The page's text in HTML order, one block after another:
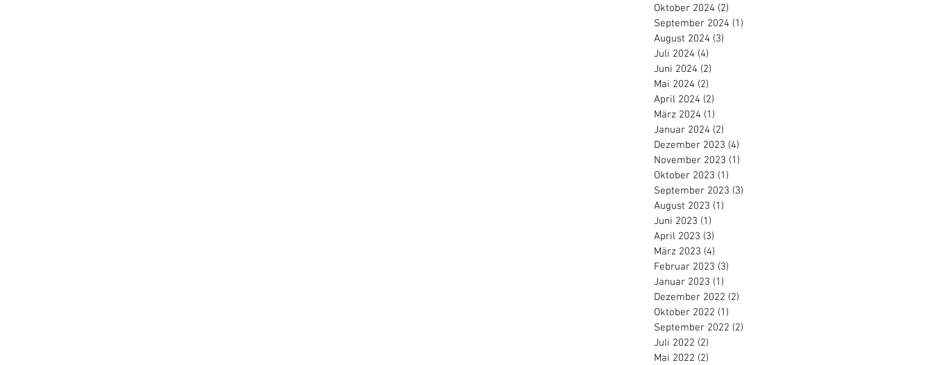
Oktober 2024 (2)
September 2024 (1)
August 2024 (3)
Juli 2024 (4)
Juni 2024 (2)
Mai 2024 (2)
April 2024 (2)
März 2024 (1)
Januar 2024 (2)
Dezember 2023 (4)
November 2023 (1)
Oktober 2023 (1)
September 2023 (3)
August 2023 (1)
Juni 2023 (1)
April 2023 (3)
März 2023 (4)
Februar 2023 (3)
Januar 2023 (1)
Dezember 2022 (2)
Oktober 2022 (1)
September 2022 (2)
Juli 2022 (2)
Mai 2022 (2)